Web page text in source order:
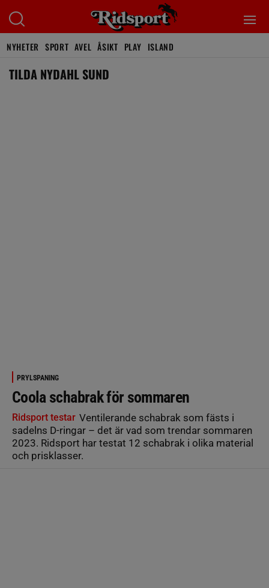
NYHETER SPORT AVEL ÅSIKT PLAY ISLAND
TILDA NYDAHL SUND
PRYLSPANING
Coola schabrak för sommaren
Ridsport testar Ventilerande schabrak som fästs i
sadelns D-ringar – det är vad som trendar sommaren
2023. Ridsport har testat 12 schabrak i olika material
och prisklasser.